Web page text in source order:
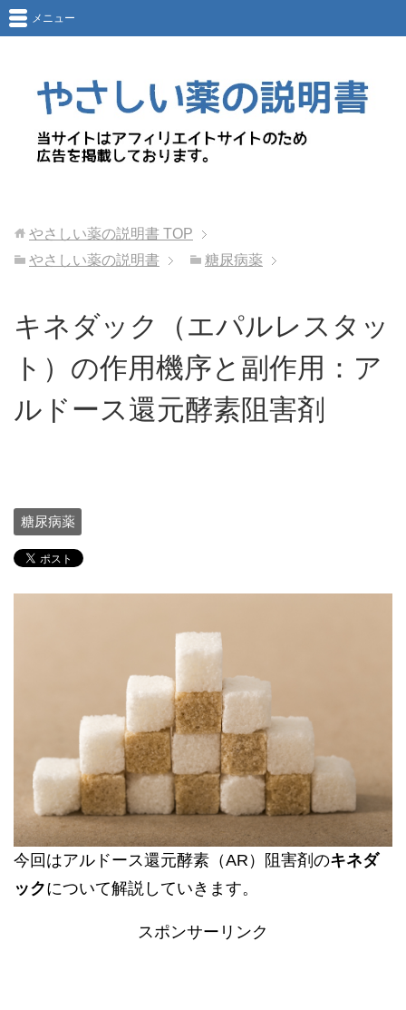
メニュー
やさしい薬の説明書 TOP
やさしい薬の説明書
糖尿病薬
キネダック（エパルレスタッ
ト）の作用機序と副作用：ア
ルドース還元酵素阻害剤
糖尿病薬
今回はアルドース還元酵素（AR）阻害剤のキネダ
ックについて解説していきます。
スポンサーリンク